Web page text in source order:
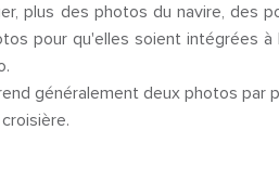
plus des photos du navire, des
pour qu'elles soient intégrées
généralement deux photos par